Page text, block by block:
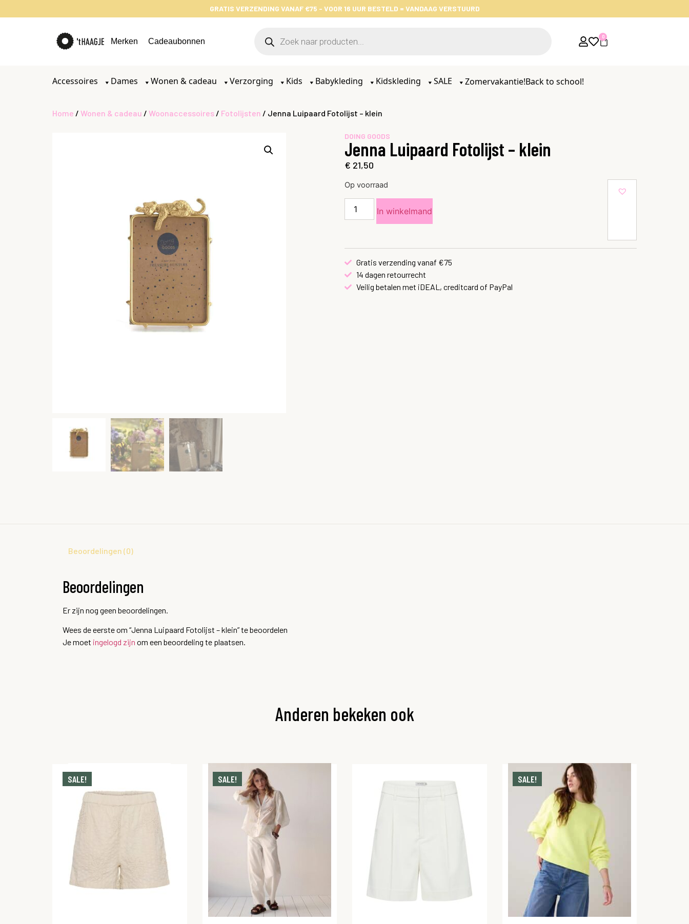
GRATIS VERZENDING VANAF €75 - VOOR 16 UUR BESTELD = VANDAAG VERSTUURD
Merken Cadeaubonnen
0
Accessoires Dames Wonen & cadeau Verzorging Kids Babykleding Kidskleding SALE Zomervakantie!Back to school!
Home / Wonen & cadeau / Woonaccessoires / Fotolijsten / Jenna Luipaard Fotolijst – klein
DOING GOODS
Jenna Luipaard Fotolijst – klein
€ 21,50
Op voorraad
In winkelmand
Gratis verzending vanaf €75
14 dagen retourrecht
Veilig betalen met iDEAL, creditcard of PayPal
Beoordelingen (0)
Beoordelingen
Er zijn nog geen beoordelingen.
Wees de eerste om “Jenna Luipaard Fotolijst – klein” te beoordelen
Je moet ingelogd zijn om een beoordeling te plaatsen.
Anderen bekeken ook
SALE! SALE! SALE!